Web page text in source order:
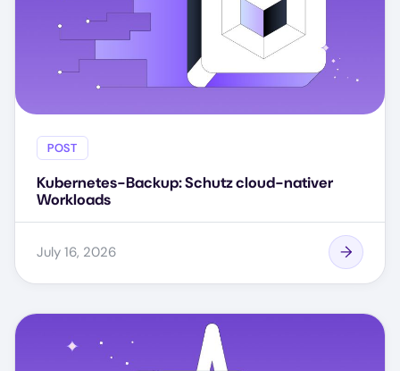
POST
Kubernetes-Backup: Schutz cloud-nativer
Workloads
July 16, 2026